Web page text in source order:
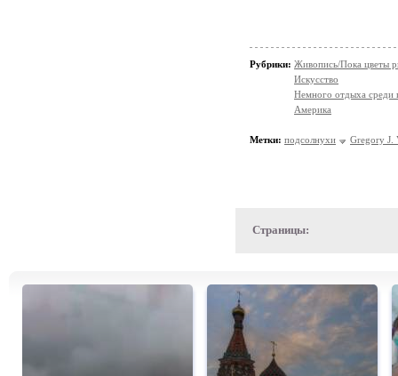
Рубрики: Живопись/Пока цветы
Искусство
Немного отдыха среди
Америка
Метки: подсолнухи Gregory J.
Страницы: